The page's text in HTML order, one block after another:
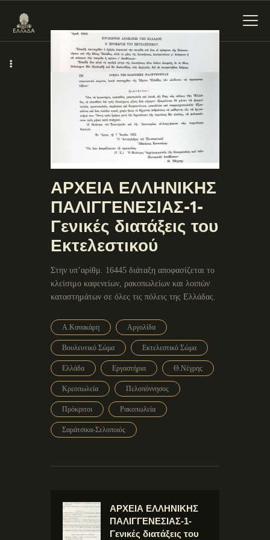
ΕΝΌΤΗΤΕΣ
ΞΥΛΌΚΑΣΤΡΟ –
ΕΥΡΩΣΤΊΝΗ
ΑΡΧΕΙΑ ΕΛΛΗΝΙΚΗΣ
ΠΑΛΙΓΓΕΝΕΣΙΑΣ-1-
Γενικές διατάξεις του
Εκτελεστικού
Στην υπ’αρίθμ. 16445 διάταξη αποφασίζεται το
κλείσιμο καφενείων, ρακοπωλείων και λοιπών
καταστημάτων σε όλες τις πόλεις της Ελλάδας.
Α.Κανακάρη Αργολίδα
Βουλευτικό Σώμα Εκτελεστικό Σώμα
Ελλάδα Εργαστήρια Θ.Νέγρης
Κρεοπωλεία Πελοπόννησος
Πρόκριτοι Ρακοπωλεία
Σαράτσικα-Σελοποιός
ΑΡΧΕΙΑ ΕΛΛΗΝΙΚΗΣ
ΠΑΛΙΓΓΕΝΕΣΙΑΣ-1-
Γενικές διατάξεις του